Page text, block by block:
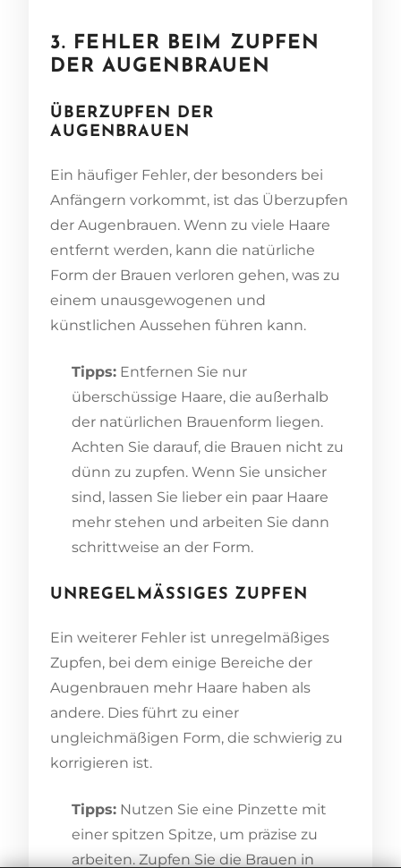
3. FEHLER BEIM ZUPFEN
DER AUGENBRAUEN
ÜBERZUPFEN DER
AUGENBRAUEN
Ein häufiger Fehler, der besonders bei
Anfängern vorkommt, ist das Überzupfen
der Augenbrauen. Wenn zu viele Haare
entfernt werden, kann die natürliche
Form der Brauen verloren gehen, was zu
einem unausgewogenen und
künstlichen Aussehen führen kann.
Tipps: Entfernen Sie nur
überschüssige Haare, die außerhalb
der natürlichen Brauenform liegen.
Achten Sie darauf, die Brauen nicht zu
dünn zu zupfen. Wenn Sie unsicher
sind, lassen Sie lieber ein paar Haare
mehr stehen und arbeiten Sie dann
schrittweise an der Form.
UNREGELMÄSSIGES ZUPFEN
Ein weiterer Fehler ist unregelmäßiges
Zupfen, bei dem einige Bereiche der
Augenbrauen mehr Haare haben als
andere. Dies führt zu einer
ungleichmäßigen Form, die schwierig zu
korrigieren ist.
Tipps: Nutzen Sie eine Pinzette mit
einer spitzen Spitze, um präzise zu
arbeiten. Zupfen Sie die Brauen in